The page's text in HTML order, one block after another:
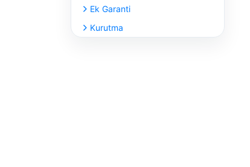
Ek Garanti
Kurutma